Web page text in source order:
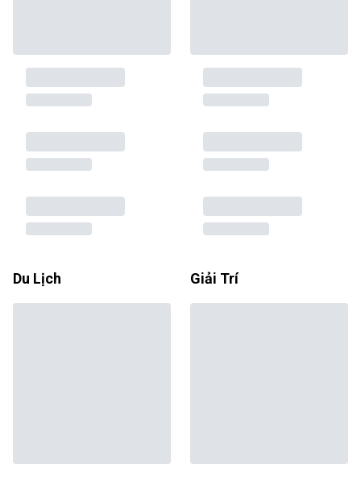
Du Lịch Giải Trí